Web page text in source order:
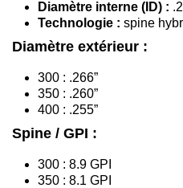
Diamètre interne (ID) :
Technologie : spine
Diamètre extérieur :
300 : .266”
350 : .260”
400 : .255”
Spine / GPI :
300 : 8.9 GPI
350 : 8.1 GPI